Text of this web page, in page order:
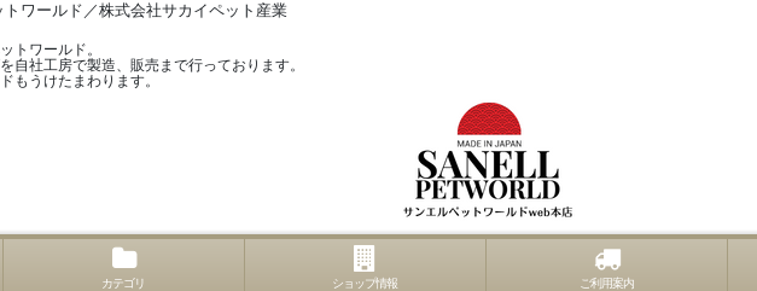
ワールド／株式会社サカイペット産業
トワールド。
自社工房で製造、販売まで行っております。
もうけたまわります。
カテゴリ ショップ情報 ご利用案内